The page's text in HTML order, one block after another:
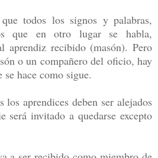
todos los signos y palabras,
que en otro lugar se habla,
aprendiz recibido (masón). Pero
o un compañero del oficio, hay
se hace como sigue.
aprendices deben ser alejados
será invitado a quedarse excepto